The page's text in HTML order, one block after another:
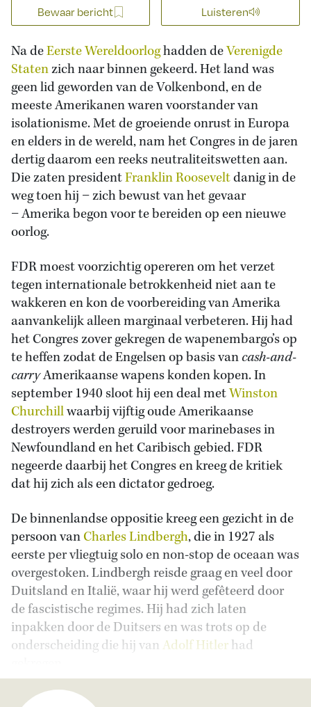
Bewaar bericht Luisteren
Na deEerste Wereldoorloghadden deVerenigde
Statenzich naar binnen gekeerd. Het land was
geen lid geworden van de Volkenbond, en de
meeste Amerikanen waren voorstander van
isolationisme. Met de groeiende onrust in Europa
en elders in de wereld, nam het Congres in de jaren
dertig daarom een reeks neutraliteitswetten aan.
Die zaten presidentFranklin Rooseveltdanig in de
weg toen hij − zich bewust van het gevaar
− Amerika begon voor te bereiden op een nieuwe
oorlog.
FDR moest voorzichtig opereren om het verzet
tegen internationale betrokkenheid niet aan te
wakkeren en kon de voorbereiding van Amerika
aanvankelijk alleen marginaal verbeteren. Hij had
het Congres zover gekregen de wapenembargo’s op
te heffen zodat de Engelsen op basis vancash-and-
carryAmerikaanse wapens konden kopen. In
september 1940 sloot hij een deal metWinston
Churchillwaarbij vijftig oude Amerikaanse
destroyers werden geruild voor marinebases in
Newfoundland en het Caribisch gebied. FDR
negeerde daarbij het Congres en kreeg de kritiek
dat hij zich als een dictator gedroeg.
De binnenlandse oppositie kreeg een gezicht in de
persoon vanCharles Lindbergh, die in 1927 als
eerste per vliegtuig solo en non-stop de oceaan was
overgestoken. Lindbergh reisde graag en veel door
Duitsland en Italië, waar hij werd gefêteerd door
de fascistische regimes. Hij had zich laten
inpakken door de Duitsers en was trots op de
onderscheiding die hij van Adolf Hitlerhad